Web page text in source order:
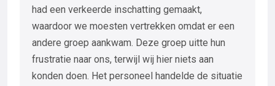
had een verkeerde inschatting gemaakt,
waardoor we moesten vertrekken omdat er een
andere groep aankwam. Deze groep uitte hun
frustratie naar ons, terwijl wij hier niets aan
konden doen. Het personeel handelde de situatie